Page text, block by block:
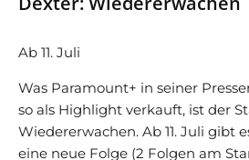
Ab 11. Juli
Was Paramount+ in seiner
so als Highlight verkauft, ist der
Wiedererwachen. Ab 11. Juli gibt
eine neue Folge (2 Folgen am